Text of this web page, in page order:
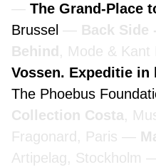
The Grand-Place
Brussel
Back Side
Behind , Mode & Kant
Vossen. Expeditie in
The Phoebus
Collection Costa,
Fragonard, Paris
Artipelag, Stockholm